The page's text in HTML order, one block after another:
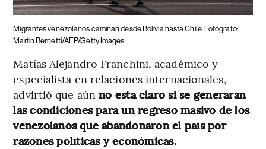
Migrantes venezolanos caminan desde Bolivia hasta Chile Fotógrafo:
Martin Bernetti/AFP/Getty Images
Matías Alejandro Franchini, académico y
especialista en relaciones internacionales,
advirtió que aúnno está claro si se generarán
las condiciones para un regreso masivo de los
venezolanos que abandonaron el país por
razones políticas y económicas.